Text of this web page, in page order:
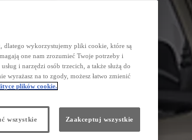
dlatego wykorzystujemy pliki cookie, które są
one nam zrozumieć Twoje potrzeby i
i narzędzi osób trzecich, a także służą do
wyrażasz na to zgody, możesz łatwo zmienić
plików cookie.
wszystkie Zaakceptuj wszystkie